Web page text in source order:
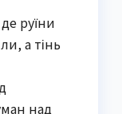
руїни
а тінь
над